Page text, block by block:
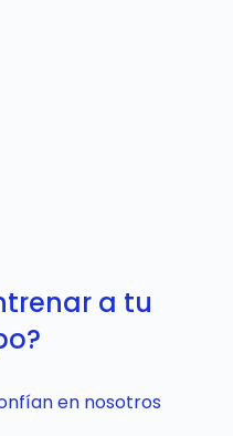
a tu
en nosotros